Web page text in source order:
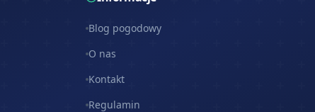
Blog pogodowy
O nas
Kontakt
Regulamin